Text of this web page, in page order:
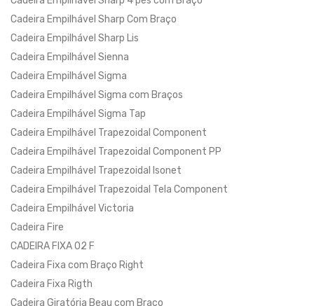
Cadeira Empilhável Sharp Com Braço
Cadeira Empilhável Sharp Lis
Cadeira Empilhável Sienna
Cadeira Empilhável Sigma
Cadeira Empilhável Sigma com Braços
Cadeira Empilhável Sigma Tap
Cadeira Empilhável Trapezoidal Component
Cadeira Empilhável Trapezoidal Component PP
Cadeira Empilhável Trapezoidal Isonet
Cadeira Empilhável Trapezoidal Tela Component
Cadeira Empilhável Victoria
Cadeira Fire
CADEIRA FIXA 02 F
Cadeira Fixa com Braço Right
Cadeira Fixa Rigth
Cadeira Giratória Beau com Braço